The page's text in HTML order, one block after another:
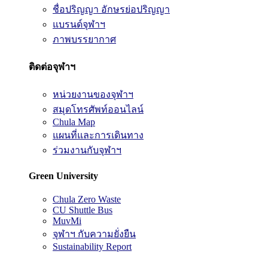
ชื่อปริญญา อักษรย่อปริญญา
แบรนด์จุฬาฯ
ภาพบรรยากาศ
ติดต่อจุฬาฯ
หน่วยงานของจุฬาฯ
สมุดโทรศัพท์ออนไลน์
Chula Map
แผนที่และการเดินทาง
ร่วมงานกับจุฬาฯ
Green University
Chula Zero Waste
CU Shuttle Bus
MuvMi
จุฬาฯ กับความยั่งยืน
Sustainability Report